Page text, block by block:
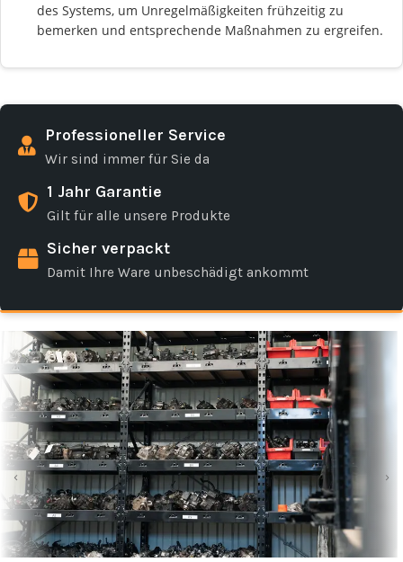
des Systems, um Unregelmäßigkeiten frühzeitig zu
bemerken und entsprechende Maßnahmen zu ergreifen.
Professioneller Service
Wir sind immer für Sie da
1 Jahr Garantie
Gilt für alle unsere Produkte
Sicher verpackt
Damit Ihre Ware unbeschädigt ankommt
‹ ›